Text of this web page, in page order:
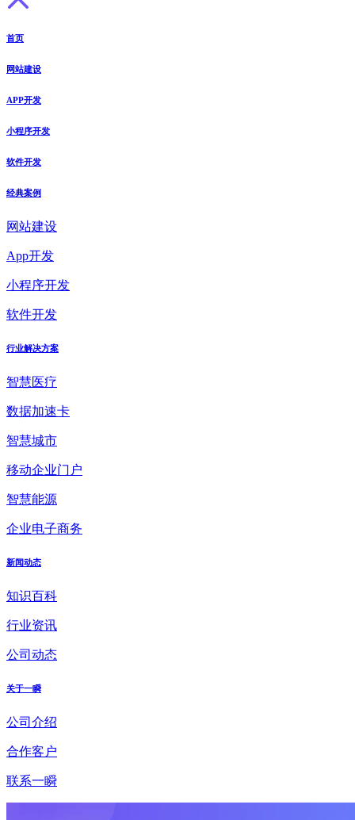
首页
网站建设
APP开发
小程序开发
软件开发
经典案例
网站建设
App开发
小程序开发
软件开发
行业解决方案
智慧医疗
数据加速卡
智慧城市
移动企业门户
智慧能源
企业电子商务
新闻动态
知识百科
行业资讯
公司动态
关于一瞬
公司介绍
合作客户
联系一瞬